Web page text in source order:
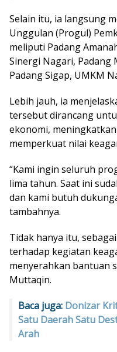
Selain itu, ia langsung
Unggulan (Progul)
meliputi Padang
Sinergi Nagari, Padang
Padang Sigap, UMKM
Lebih jauh, ia
tersebut dirancang
ekonomi,
memperkuat nilai
“Kami ingin seluruh
lima tahun. Saat ini
dan kami butuh
tambahnya.
Tidak hanya itu,
terhadap kegiatan
menyerahkan bantuan
Muttaqin.
Baca juga: Donizar
Satu Daerah Satu
Arah